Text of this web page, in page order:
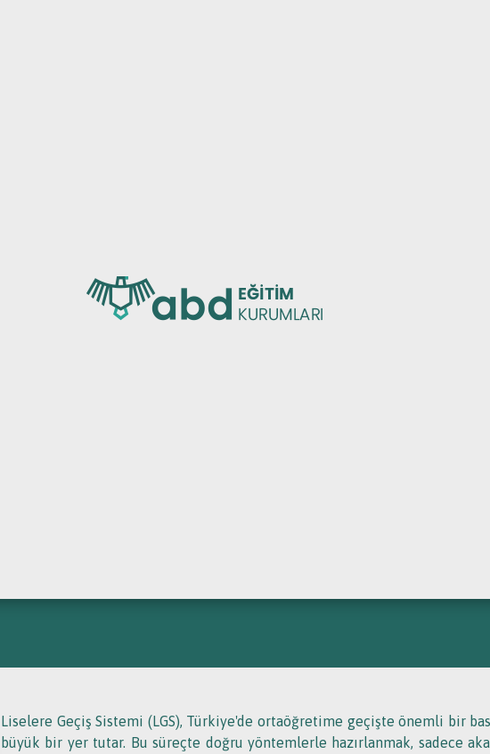
Liselere Geçiş Sistemi (LGS), Türkiye'de ortaöğretime geçişte önemli bir
büyük bir yer tutar. Bu süreçte doğru yöntemlerle hazırlanmak, sadece